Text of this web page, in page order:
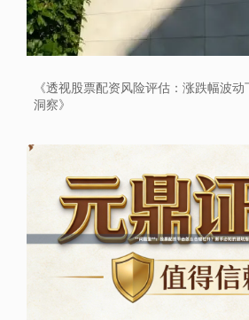
《透视股票配资风险评估：涨跌幅波
洞察》